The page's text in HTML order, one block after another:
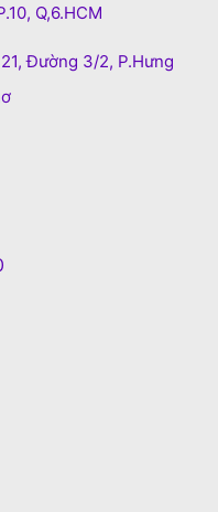
Q,6.HCM
Đường 3/2, P.Hưng